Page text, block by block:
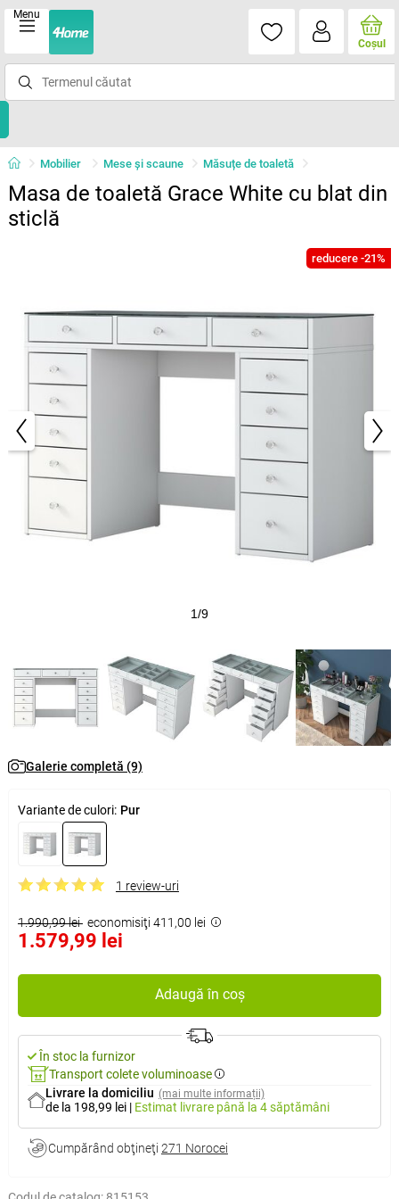
Menu
Coşul
Mobilier Mese şi scaune Măsuțe de toaletă
Masa de toaletă Grace White cu blat din
sticlă
reducere -21%
1/9
Galerie completă (9)
Variante de culori: Pur
1 review-uri
1.990,99 lei economisiţi 411,00 lei
1.579,99 lei
Adaugă în coș
În stoc la furnizor
Transport colete voluminoase
Livrare la domiciliu (mai multe informații)
de la 198,99 lei | Estimat livrare până la 4 săptămâni
Cumpărând obţineţi 271 Norocei